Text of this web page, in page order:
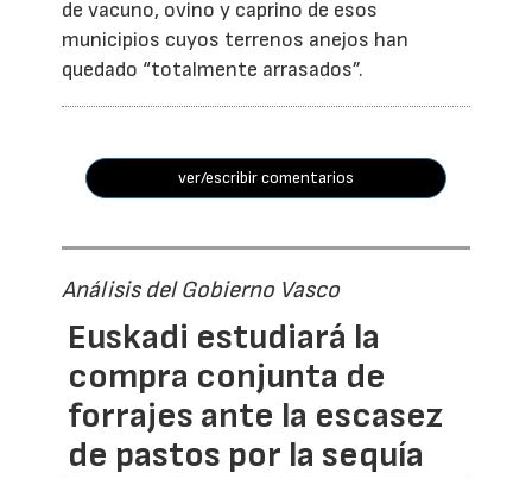
de vacuno, ovino y caprino de esos
municipios cuyos terrenos anejos han
quedado “totalmente arrasados”.
ver/escribir comentarios
Análisis del Gobierno Vasco
Euskadi estudiará la
compra conjunta de
forrajes ante la escasez
de pastos por la sequía